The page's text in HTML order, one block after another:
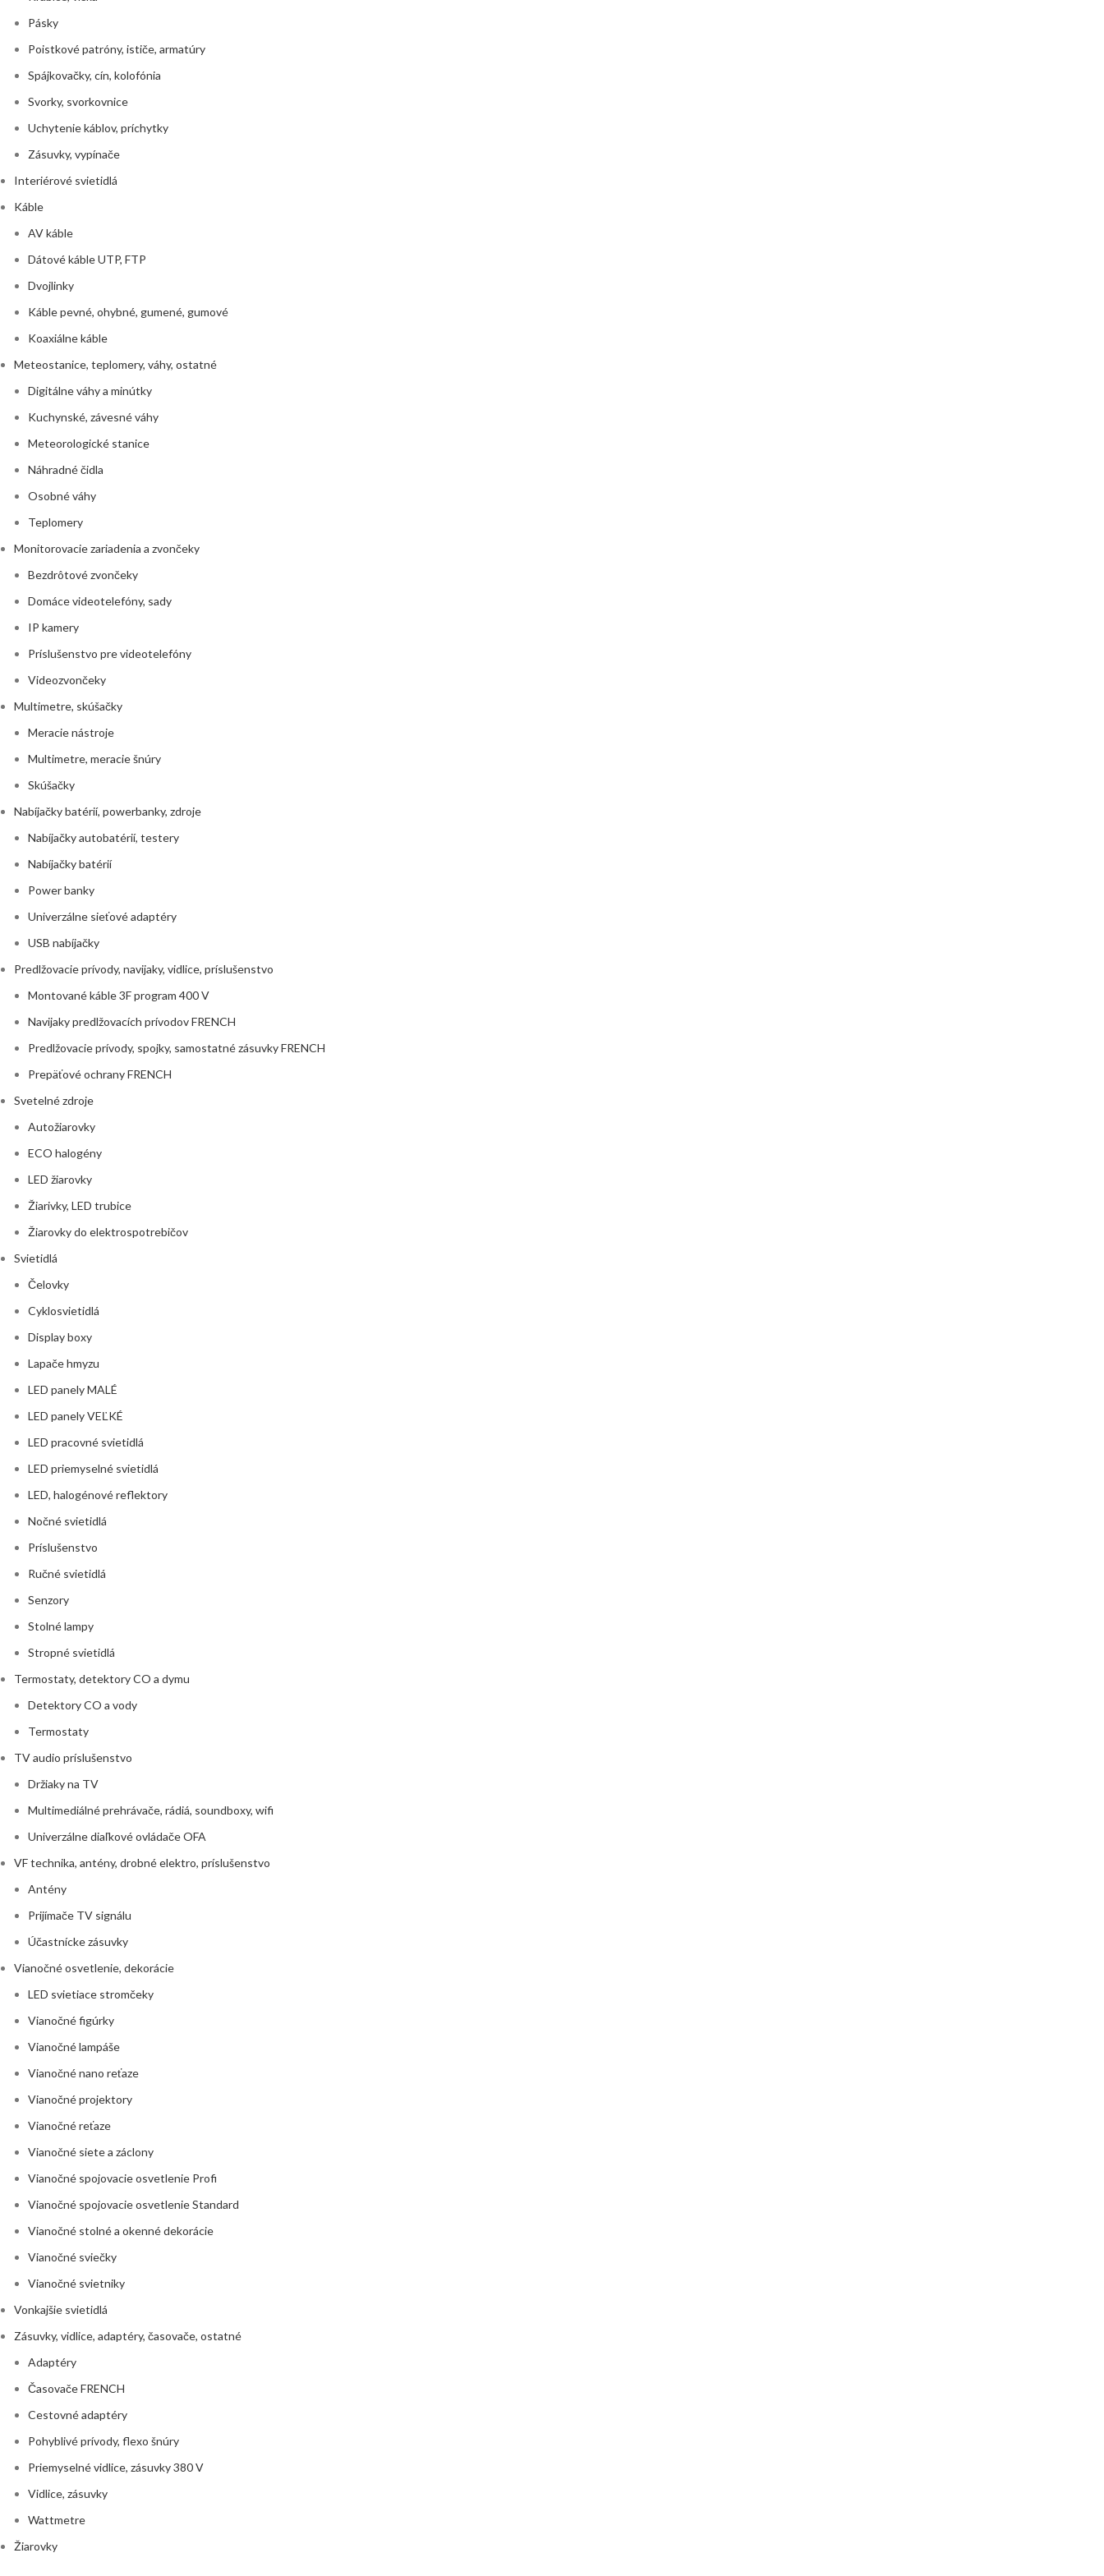
Pásky
Poistkové patróny, ističe, armatúry
Spájkovačky, cín, kolofónia
Svorky, svorkovnice
Uchytenie káblov, príchytky
Zásuvky, vypínače
Interiérové svietidlá
Káble
AV káble
Dátové káble UTP, FTP
Dvojlinky
Káble pevné, ohybné, gumené, gumové
Koaxiálne káble
Meteostanice, teplomery, váhy, ostatné
Digitálne váhy a minútky
Kuchynské, závesné váhy
Meteorologické stanice
Náhradné čidla
Osobné váhy
Teplomery
Monitorovacie zariadenia a zvončeky
Bezdrôtové zvončeky
Domáce videotelefóny, sady
IP kamery
Príslušenstvo pre videotelefóny
Videozvončeky
Multimetre, skúšačky
Meracie nástroje
Multimetre, meracie šnúry
Skúšačky
Nabíjačky batérií, powerbanky, zdroje
Nabíjačky autobatérií, testery
Nabíjačky batérií
Power banky
Univerzálne sieťové adaptéry
USB nabíjačky
Predlžovacie prívody, navijaky, vidlice, príslušenstvo
Montované káble 3F program 400 V
Navijaky predlžovacích prívodov FRENCH
Predlžovacie prívody, spojky, samostatné zásuvky FRENCH
Prepäťové ochrany FRENCH
Svetelné zdroje
Autožiarovky
ECO halogény
LED žiarovky
Žiarivky, LED trubice
Žiarovky do elektrospotrebičov
Svietidlá
Čelovky
Cyklosvietidlá
Display boxy
Lapače hmyzu
LED panely MALÉ
LED panely VEĽKÉ
LED pracovné svietidlá
LED priemyselné svietidlá
LED, halogénové reflektory
Nočné svietidlá
Príslušenstvo
Ručné svietidlá
Senzory
Stolné lampy
Stropné svietidlá
Termostaty, detektory CO a dymu
Detektory CO a vody
Termostaty
TV audio príslušenstvo
Držiaky na TV
Multimediálné prehrávače, rádiá, soundboxy, wifi
Univerzálne diaľkové ovládače OFA
VF technika, antény, drobné elektro, príslušenstvo
Antény
Prijímače TV signálu
Účastnícke zásuvky
Vianočné osvetlenie, dekorácie
LED svietiace stromčeky
Vianočné figúrky
Vianočné lampáše
Vianočné nano reťaze
Vianočné projektory
Vianočné reťaze
Vianočné siete a záclony
Vianočné spojovacie osvetlenie Profi
Vianočné spojovacie osvetlenie Standard
Vianočné stolné a okenné dekorácie
Vianočné sviečky
Vianočné svietniky
Vonkajšie svietidlá
Zásuvky, vidlice, adaptéry, časovače, ostatné
Adaptéry
Časovače FRENCH
Cestovné adaptéry
Pohyblivé prívody, flexo šnúry
Priemyselné vidlice, zásuvky 380 V
Vidlice, zásuvky
Wattmetre
Žiarovky